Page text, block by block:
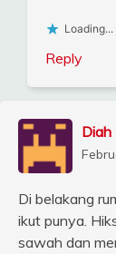
Loading...
Reply
Diah
Di belakang
ikut punya.
sawah dan